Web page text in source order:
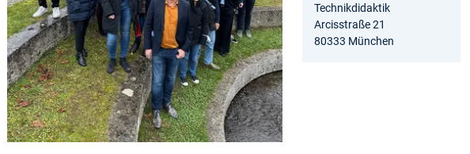
Technikdidaktik
Arcisstraße 21
80333 München